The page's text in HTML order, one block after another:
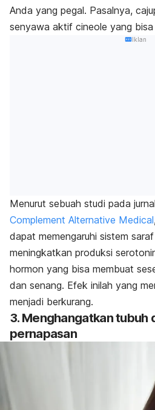
Anda yang pegal. Pasalnya,
senyawa aktif cineole yang
Iklan
Menurut sebuah studi pada jurnal
Complement Alternative Medical
dapat memengaruhi sistem
meningkatkan produksi
hormon yang bisa membuat
dan senang. Efek inilah yang
menjadi berkurang.
3. Menghangatkan tubuh
pernapasan